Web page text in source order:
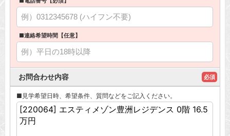
■連絡希望時間【任意】
お問合わせ内容 必須
■見学希望日時、希望条件、質問などをご記入ください。